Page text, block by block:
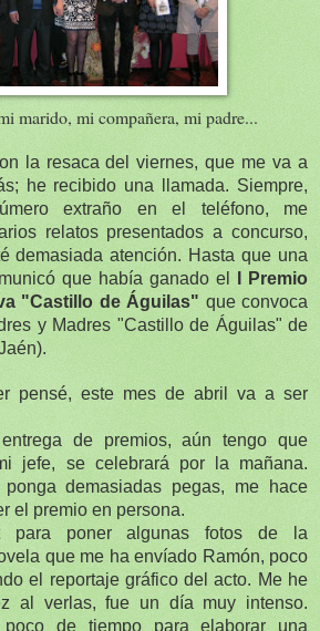
marido, mi compañera, mi padre...
la resaca del viernes, que me va a
he recibido una llamada. Siempre,
extraño en el teléfono, me
relatos presentados a concurso,
demasiada atención. Hasta que una
que había ganado el
I Premio
"Castillo de Águilas" que convoca
y Madres "Castillo de Águilas" de
pensé, este mes de abril va a ser
de premios, aún tengo que
jefe, se celebrará por la mañana.
demasiadas pegas, me hace
el premio en persona.
para poner algunas fotos de la
que me ha envíado Ramón, poco
el reportaje gráfico del acto. Me he
al verlas, fue un día muy intenso.
de tiempo para elaborar una